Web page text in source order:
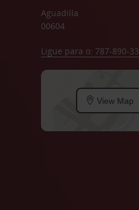
Aguadilla
00604
Ligue para o: 787-890-
View Map